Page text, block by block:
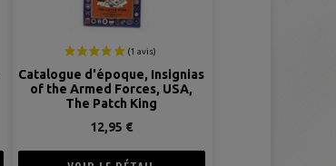
(3 avis)
Catalogue d'époque, Insignias
of the Armed Forces, USA,
The Patch King
12,95 €